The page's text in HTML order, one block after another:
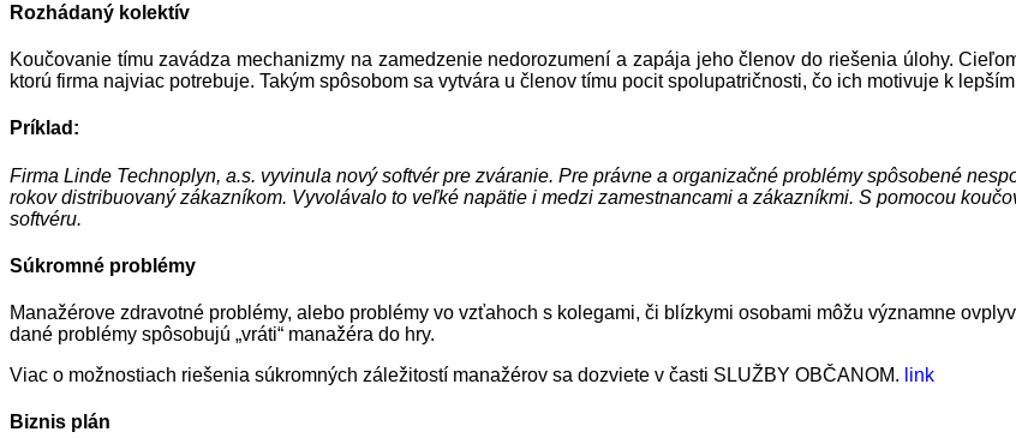
Rozhádaný kolektív
Koučovanie tímu zavádza mechanizmy na zamedzenie nedorozumení a zapája jeho členov do riešenia úlohy.
ktorú firma najviac potrebuje. Takým spôsobom sa vytvára u členov tímu pocit spolupatričnosti, čo ich motivuje k
Príklad:
Firma Linde Technoplyn, a.s. vyvinula nový softvér pre zváranie. Pre právne a organizačné problémy spôsobené
rokov distribuovaný zákazníkom. Vyvolávalo to veľké napätie i medzi zamestnancami a zákazníkmi. S pomocou
softvéru.
Súkromné problémy
Manažérove zdravotné problémy, alebo problémy vo vzťahoch s kolegami, či blízkymi osobami môžu významne
dané problémy spôsobujú „vráti“ manažéra do hry.
Viac o možnostiach riešenia súkromných záležitostí manažérov sa dozviete v časti SLUŽBY OBČANOM. link
Biznis plán